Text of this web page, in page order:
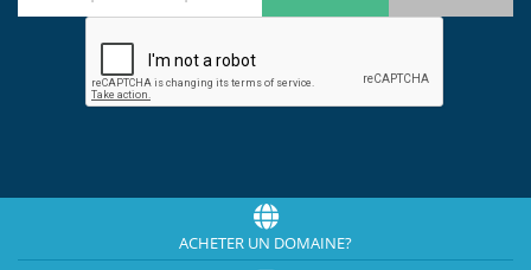
ACHETER UN DOMAINE?